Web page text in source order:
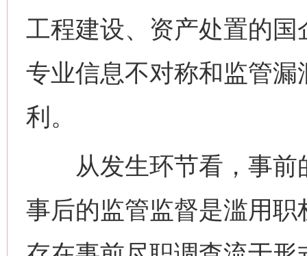
工程建设、资产处置的
专业信息不对称和监管
利。
从发生环节看，事前
事后的监管监督是滥用